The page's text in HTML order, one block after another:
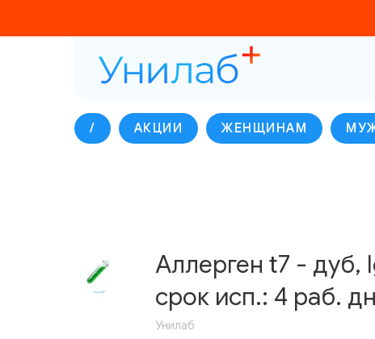
/ АКЦИИ ЖЕНЩИНАМ
Аллерген t7 - дуб,
срок исп.: 4 раб.
Унилаб